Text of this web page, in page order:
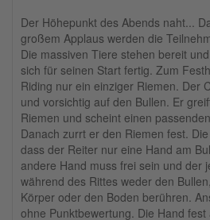
Der Höhepunkt des Abends naht...
großem Applaus werden die
Die massiven Tiere stehen bereit
sich für seinen Start fertig. Zum
Riding nur ein einziger Riemen. Der
und vorsichtig auf den Bullen. Er
Riemen und scheint einen
Danach zurrt er den Riemen fest.
dass der Reiter nur eine Hand am
andere Hand muss frei sein und der
während des Rittes weder den
Körper oder den Boden berühren.
ohne Punktbewertung. Die Hand